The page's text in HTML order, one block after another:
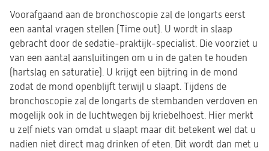
Voorafgaand aan de bronchoscopie zal de longarts eerst
een aantal vragen stellen (Time out). U wordt in slaap
gebracht door de sedatie-praktijk-specialist. Die voorziet u
van een aantal aansluitingen om u in de gaten te houden
(hartslag en saturatie). U krijgt een bijtring in de mond
zodat de mond openblijft terwijl u slaapt. Tijdens de
bronchoscopie zal de longarts de stembanden verdoven en
mogelijk ook in de luchtwegen bij kriebelhoest. Hier merkt
u zelf niets van omdat u slaapt maar dit betekent wel dat u
nadien niet direct mag drinken of eten. Dit wordt dan met u